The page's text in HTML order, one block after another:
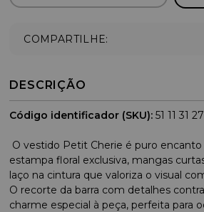
COMPARTILHE:
DESCRIÇÃO
Código identificador (SKU): 51 11 31
O vestido Petit Cherie é puro encanto
estampa floral exclusiva, mangas
laço na cintura que valoriza o visual
O recorte da barra com detalhes
charme especial à peça, perfeita para